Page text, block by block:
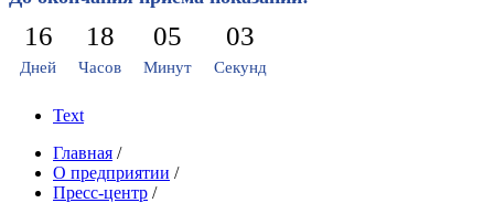
16
Дней
18
Часов
05
Минут
02
Секунд
Text
Главная /
О предприятии /
Пресс-центр /